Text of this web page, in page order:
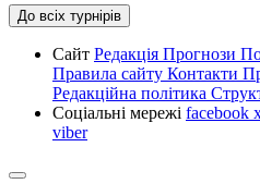
До всіх турнірів
Сайт Редакція Прогнози
Правила сайту Контакти
Редакційна політика
Соціальні мережі facebook
viber